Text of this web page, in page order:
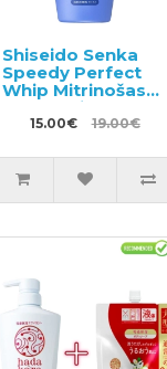
Shiseido Senka
Speedy Perfect
Whip Mitrinošas
putas sejas
mazgāšanai ar
150ml
15.00€ 19.00€